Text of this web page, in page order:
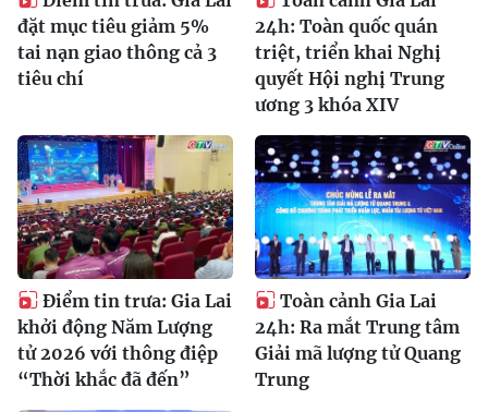
đặt mục tiêu giảm 5%
tai nạn giao thông cả 3
tiêu chí
24h: Toàn quốc quán
triệt, triển khai Nghị
quyết Hội nghị Trung
ương 3 khóa XIV
Điểm tin trưa: Gia Lai
khởi động Năm Lượng
tử 2026 với thông điệp
“Thời khắc đã đến”
Toàn cảnh Gia Lai
24h: Ra mắt Trung tâm
Giải mã lượng tử Quang
Trung